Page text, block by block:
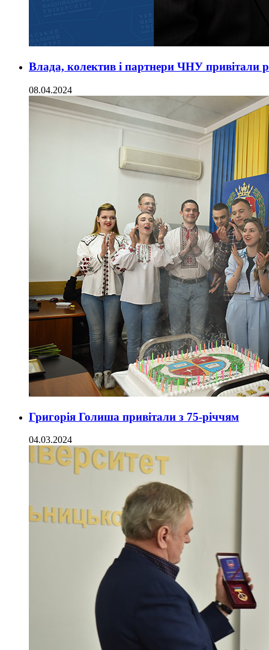
Влада, колектив і партнери ЧНУ привітали
08.04.2024
Григорія Голиша привітали з 75-річчям
04.03.2024